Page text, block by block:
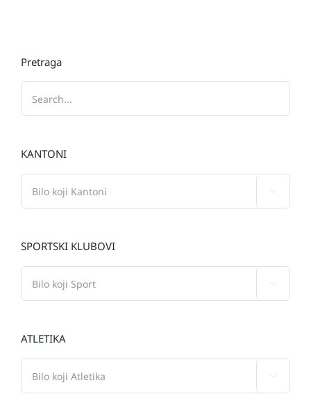
Pretraga
KANTONI
SPORTSKI KLUBOVI
ATLETIKA